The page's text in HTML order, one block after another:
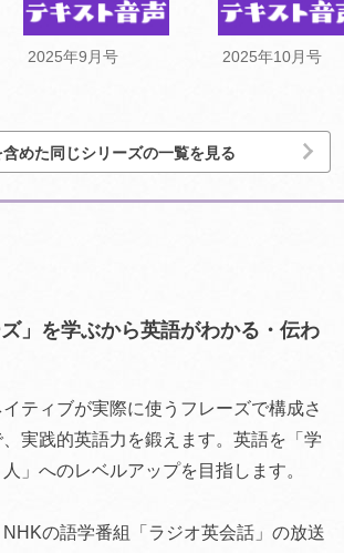
2025年9月号 2025年10月号
めた同じシリーズの一覧を見る
ズ」を学ぶから英語がわかる・伝わ
ティブが実際に使うフレーズで構成さ
実践的英語力を鍛えます。英語を「学
」へのレベルアップを目指します。
の語学番組「ラジオ英会話」の放送